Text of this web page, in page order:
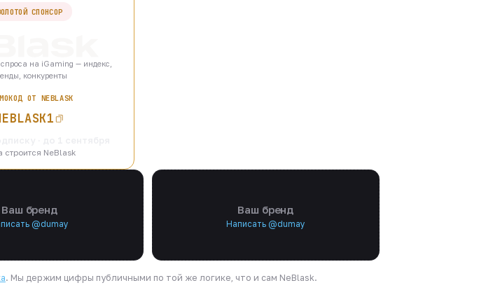
СПОНСОР
на iGaming — индекс,
конкуренты
ОТ NEBLASK
строится NeBlask
Ваш бренд
@dumay
Ваш бренд
Написать @dumay
. Мы держим цифры публичными по той же логике, что и сам NeBlask.